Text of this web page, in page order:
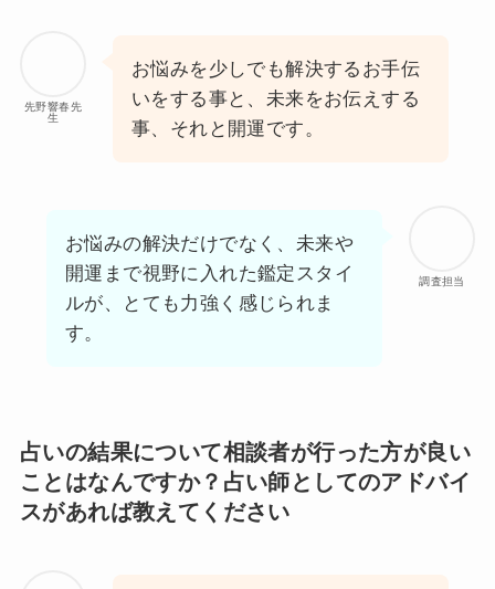
先野響春先
生
お悩みを少しでも解決するお手伝
いをする事と、未来をお伝えする
事、それと開運です。
調査担当
お悩みの解決だけでなく、未来や
開運まで視野に入れた鑑定スタイ
ルが、とても力強く感じられま
す。
占いの結果について相談者が行った方が良い
ことはなんですか？占い師としてのアドバイ
スがあれば教えてください